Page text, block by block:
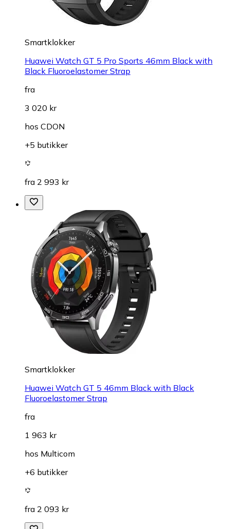
Smartklokker
Huawei Watch GT 5 Pro Sports 46mm Black with
Black Fluoroelastomer Strap
fra
3 020 kr
hos CDON
+5 butikker
fra 2 993 kr
Smartklokker
Huawei Watch GT 5 46mm Black with Black
Fluoroelastomer Strap
fra
1 963 kr
hos Multicom
+6 butikker
fra 2 093 kr